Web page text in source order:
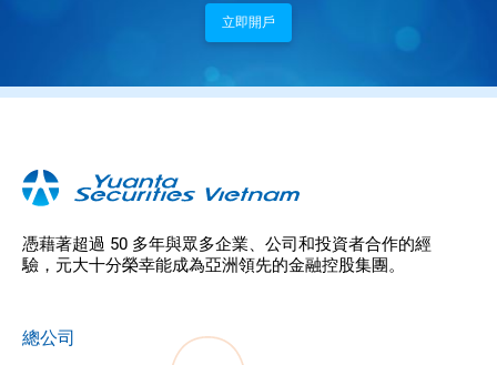
立即開戶
憑藉著超過 50 多年與眾多企業、公司和投資者合作的經
驗，元大十分榮幸能成為亞洲領先的金融控股集團。
總公司